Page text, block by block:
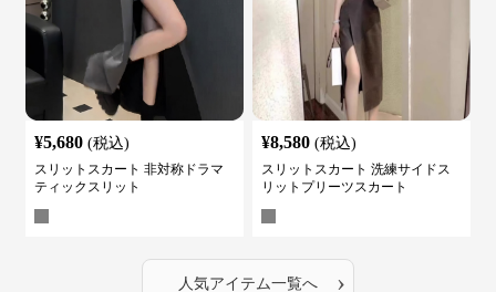
¥5,680 (税込)
スリットスカート 非対称ドラマ
ティックスリット
¥8,580 (税込)
スリットスカート 洗練サイドス
リットプリーツスカート
人気アイテム一覧へ ›